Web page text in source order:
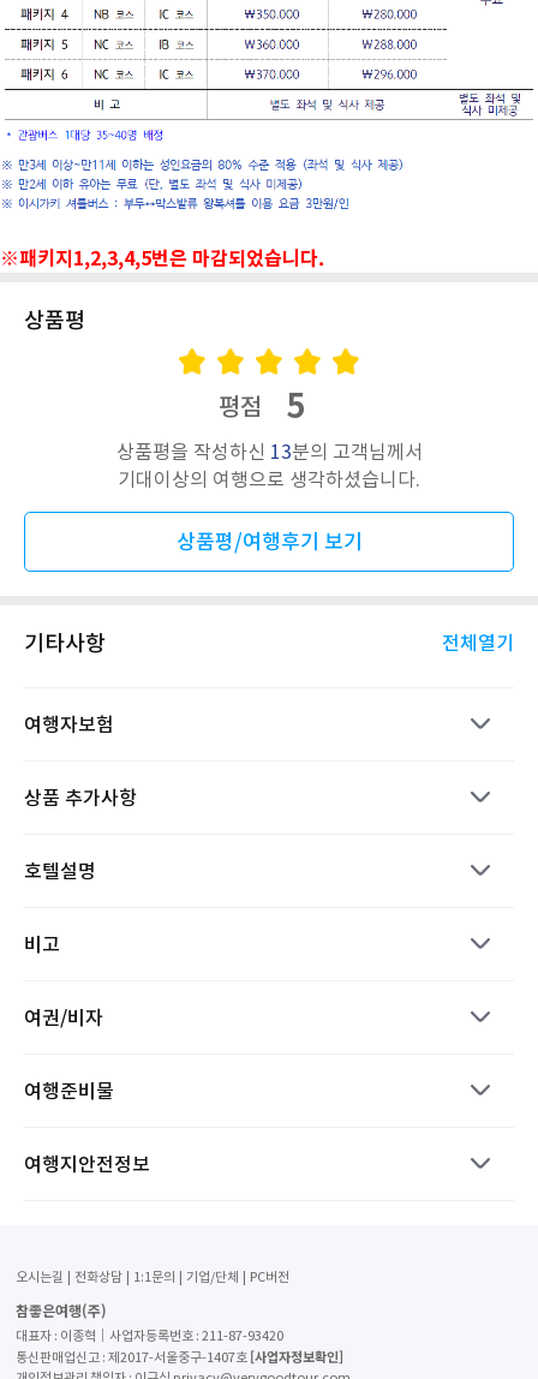
※패키지1,2,3,4,5번은 마감되었습니다.
상품평
평점 5
상품평을 작성하신 13분의 고객님께서
기대이상의 여행으로 생각하셨습니다.
상품평/여행후기 보기
기타사항 전체열기
여행자보험
상품 추가사항
호텔설명
비고
여권/비자
여행준비물
여행지안전정보
오시는길 전화상담 1:1문의 기업/단체 PC버전
참좋은여행(주)
대표자 : 이종혁│사업자등록번호 : 211-87-93420
통신판매업신고 : 제2017-서울중구-1407호 [사업자정보확인]